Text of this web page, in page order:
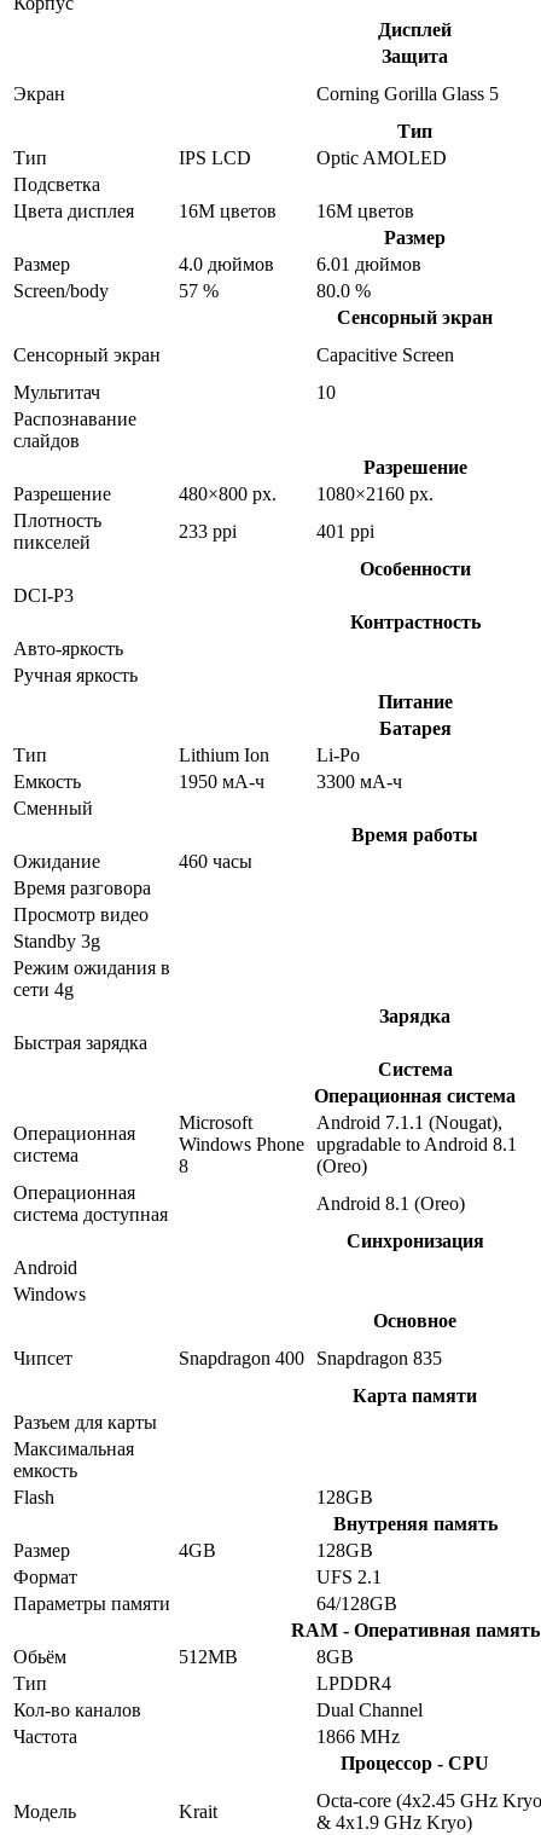
Дисплей
Защита
Экран
Corning Gorilla Glass 5
Тип
Тип
IPS LCD
Optic AMOLED
Подсветка
Цвета дисплея
16M цветов
16M цветов
Размер
Размер
4.0 дюймов
6.01 дюймов
Screen/body
57 %
80.0 %
Сенсорный экран
Сенсорный экран
Capacitive Screen
Мультитач
10
Распознавание
слайдов
Разрешение
Разрешение
480×800 px.
1080×2160 px.
Плотность
пикселей
233 ppi
401 ppi
Особенности
DCI-P3
Контрастность
Авто-яркость
Ручная яркость
Питание
Батарея
Тип
Lithium Ion
Li-Po
Емкость
1950 мА-ч
3300 мА-ч
Сменный
Время работы
Ожидание
460 часы
Время разговора
Просмотр видео
Standby 3g
Режим ожидания в
сети 4g
Зарядка
Быстрая зарядка
Система
Операционная система
Операционная
система
Microsoft
Windows Phone
8
Android 7.1.1 (Nougat),
upgradable to Android 8.1
(Oreo)
Операционная
система доступная
Android 8.1 (Oreo)
Синхронизация
Android
Windows
Основное
Чипсет
Snapdragon 400
Snapdragon 835
Карта памяти
Разъем для карты
Максимальная
емкость
Flash
128GB
Внутреняя память
Размер
4GB
128GB
Формат
UFS 2.1
Параметры памяти
64/128GB
RAM - Оперативная память
Обьём
512MB
8GB
Тип
LPDDR4
Кол-во каналов
Dual Channel
Частота
1866 MHz
Процессор - CPU
Модель Krait
Octa-core (4x2.45 GHz Kryo
& 4x1.9 GHz Kryo)